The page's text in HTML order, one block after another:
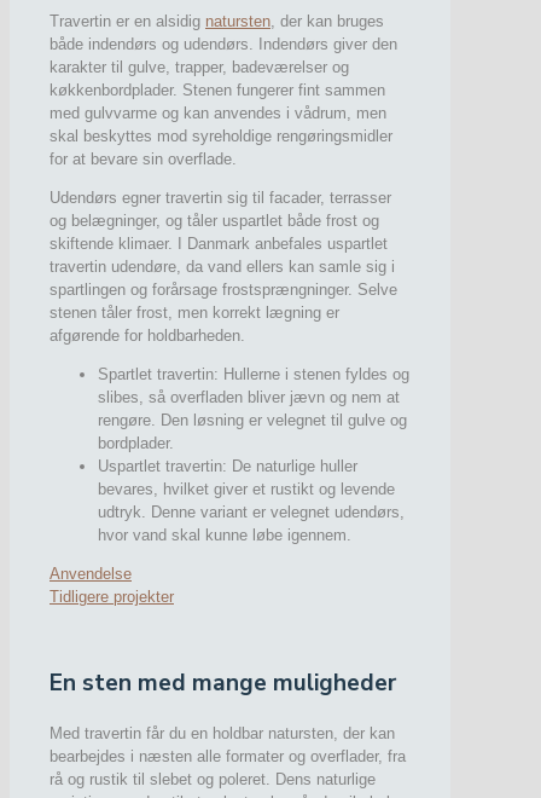
Travertin er en alsidig natursten , der kan bruges
både indendørs og udendørs. Indendørs giver den
karakter til gulve, trapper, badeværelser og
køkkenbordplader. Stenen fungerer fint sammen
med gulvvarme og kan anvendes i vådrum, men
skal beskyttes mod syreholdige rengøringsmidler
for at bevare sin overflade.
Udendørs egner travertin sig til facader, terrasser
og belægninger, og tåler uspartlet både frost og
skiftende klimaer. I Danmark anbefales uspartlet
travertin udendøre, da vand ellers kan samle sig i
spartlingen og forårsage frostsprængninger. Selve
stenen tåler frost, men korrekt lægning er
afgørende for holdbarheden.
Spartlet travertin: Hullerne i stenen fyldes og
slibes, så overfladen bliver jævn og nem at
rengøre. Den løsning er velegnet til gulve og
bordplader.
Uspartlet travertin: De naturlige huller
bevares, hvilket giver et rustikt og levende
udtryk. Denne variant er velegnet udendørs,
hvor vand skal kunne løbe igennem.
Anvendelse
Tidligere projekter
En sten med mange muligheder
Med travertin får du en holdbar natursten, der kan
bearbejdes i næsten alle formater og overflader, fra
rå og rustik til slebet og poleret. Dens naturlige